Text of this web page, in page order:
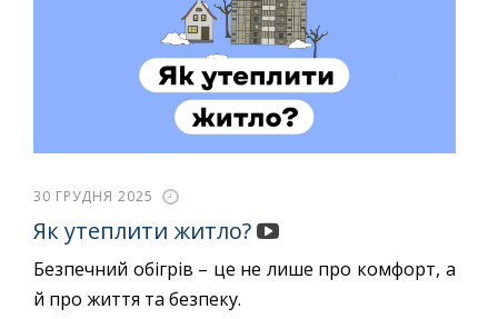
30 ГРУДНЯ 2025
Як утеплити житло?
Безпечний обігрів – це не лише про комфорт, а
й про життя та безпеку.